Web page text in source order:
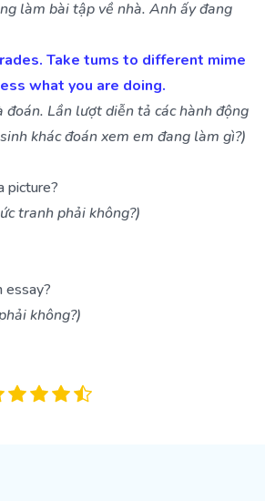
làm bài tập về nhà. Anh ấy đang
Take tums to different mime
what you are doing.
đoán. Lần lượt diễn tả các hành động
khác đoán xem em đang làm gì?)
picture?
tranh phải không?)
essay?
không?)